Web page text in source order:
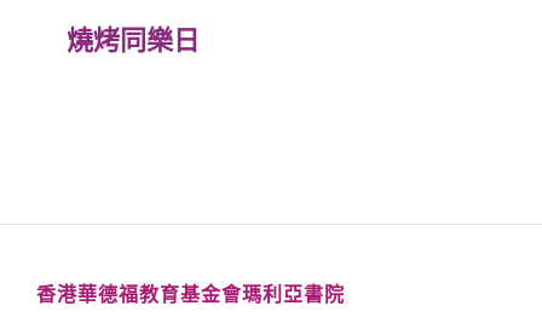
燒烤同樂日
香港華德福教育基金會瑪利亞書院